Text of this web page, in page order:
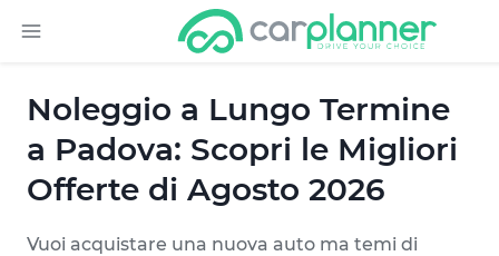
Noleggio a Lungo Termine
a Padova: Scopri le Migliori
Offerte di Agosto 2026
Vuoi acquistare una nuova auto ma temi di